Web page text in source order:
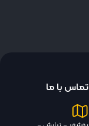
تماس با ما